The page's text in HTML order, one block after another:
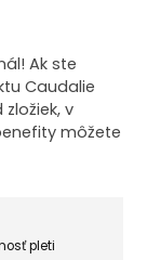
Ak ste
Caudalie
v
môžete
pleti